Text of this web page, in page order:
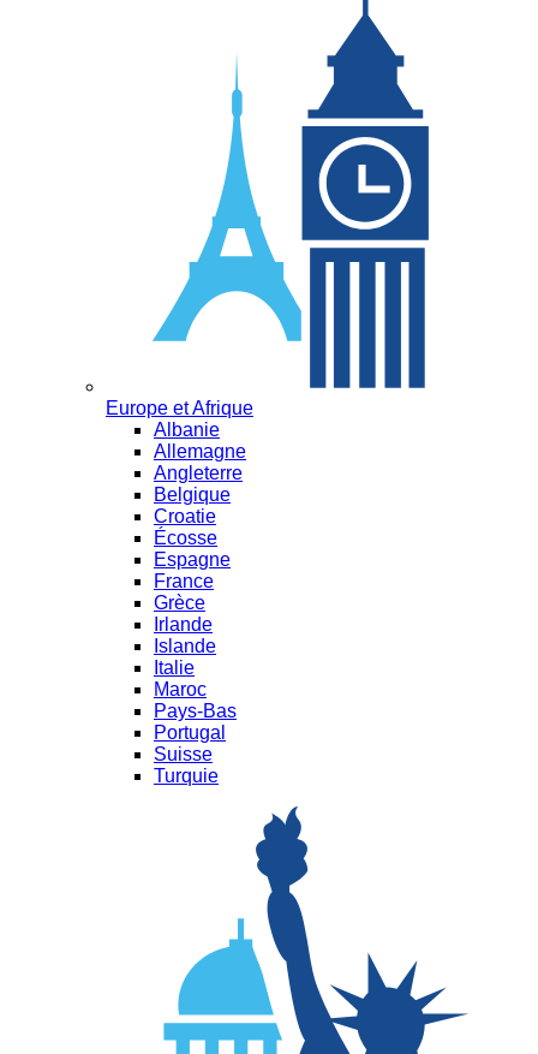
Europe et Afrique
Albanie
Allemagne
Angleterre
Belgique
Croatie
Écosse
Espagne
France
Grèce
Irlande
Islande
Italie
Maroc
Pays-Bas
Portugal
Suisse
Turquie